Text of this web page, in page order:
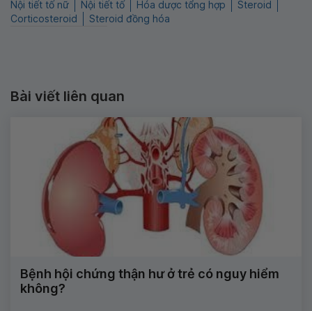
Nội tiết tố nữ Nội tiết tố Hóa dược tổng hợp
Steroid
Corticosteroid
Steroid đồng hóa
Bài viết liên quan
Bệnh hội chứng thận hư ở trẻ có nguy hiểm
không?